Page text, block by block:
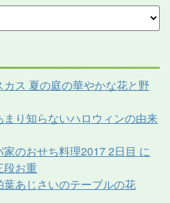
ス 夏の庭の華やかな花と野
まり知らないハロウィンの由来
家のおせち料理2017 2日目 に
段お重
葉あじさいのテーブルの花